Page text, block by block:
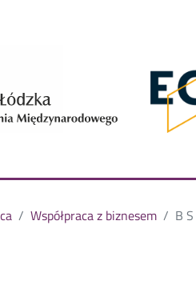
- Strona
Współpraca z biznesem B